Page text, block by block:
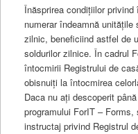
Înăsprirea condițiilor
numerar îndeamnă
zilnic, beneficiind astfel de
soldurilor zilnice. În cadrul
întocmirii Registrului de
obisnuiți la întocmirea
Daca nu ați descoperit
programului ForIT –
instructaj privind Registrul